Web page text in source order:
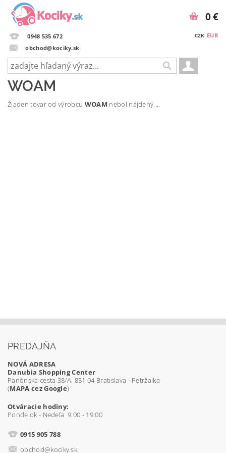
0948 535 672
obchod@kociky.sk
CZK EUR
0 €
WOAM
Žiaden tovar od výrobcu WOAM nebol nájdený....
PREDAJŇA
NOVÁ ADRESA
Danubia Shopping Center
Panónska cesta 38/A, 851 04 Bratislava - Petržalka
(MAPA cez Google)
Otváracie hodiny:
Pondelok - Nedeľa 9:00 - 19:00
0915 905 788
obchod@kociky.sk